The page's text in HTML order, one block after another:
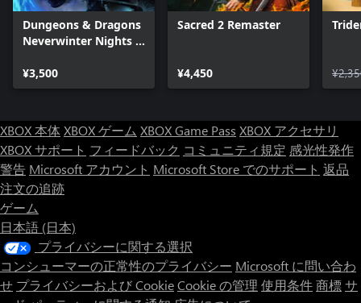
Dungeons & Dragons
Neverwinter Nights 2:
¥3,500
Sacred 2 Remaster
¥4,450
XBOX 本体XBOX ゲーム XBOX Game Pass XBOX アクセサリ
XBOX サポート フィードバック コミュニティ規定 感光性発作
警告 Microsoft アカウント Microsoft Store でのサポート 返品
注文の追跡
ゲーム
日本語 (日本)
プライバシーに関する選択
コンシューマーの正常性のプライバシー Microsoft に問い合わ
せ プライバシーおよび CookieCookie の管理 使用条件商標サ